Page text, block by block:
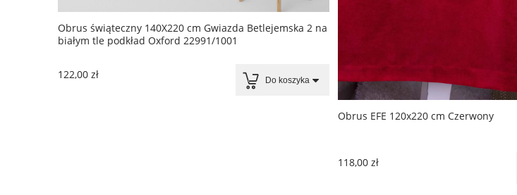
Obrus świąteczny 140X220 cm Gwiazda Betlejemska 2 na
białym tle podkład Oxford 22991/1001
122,00 zł Do koszyka
Obrus EFE 120x220 cm Czerwony
118,00 zł